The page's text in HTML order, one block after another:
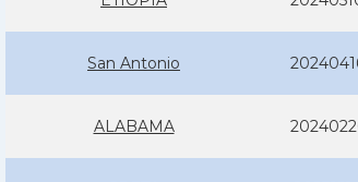
San Antonio
ALABAMA